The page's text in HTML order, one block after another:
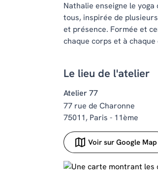
Nathalie enseigne le
tous, inspirée de
et présence. Formée et
chaque corps et à chaque
Le lieu de l'atelier
Atelier 77
77 rue de Charonne
75011, Paris - 11ème
Voir sur Google Map